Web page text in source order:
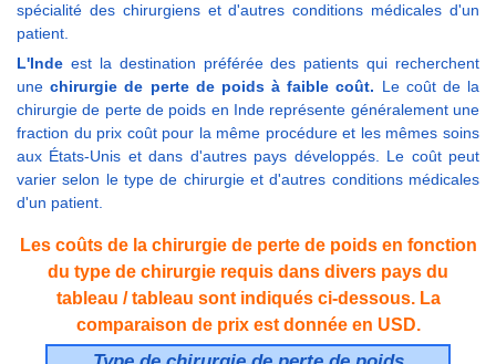
spécialité des chirurgiens et d'autres conditions médicales d'un
patient.
L'Inde est la destination préférée des patients qui recherchent
unechirurgie de perte de poids à faible coût. Le coût de la
chirurgie de perte de poids en Inde représente généralement une
fraction du prix coût pour la même procédure et les mêmes soins
aux États-Unis et dans d'autres pays développés. Le coût peut
varier selon le type de chirurgie et d'autres conditions médicales
d'un patient.
Les coûts de la chirurgie de perte de poids en fonction
du type de chirurgie requis dans divers pays du
tableau / tableau sont indiqués ci-dessous. La
comparaison de prix est donnée en USD.